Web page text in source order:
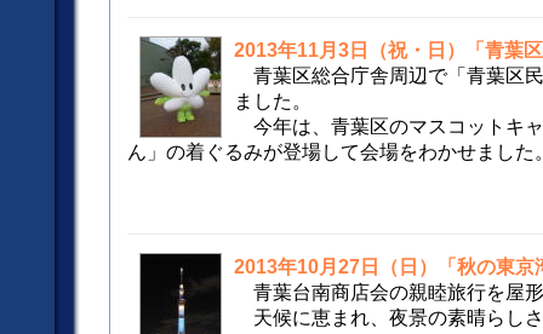
2013年11月3日（祝・日）「青葉
青葉区総合庁舎周辺で「青葉区
ました。
今年は、青葉区のマスコットキ
ん」の着ぐるみが登場して会場をわかせました
2013年10月27日（日）「秋の東
青葉台南商店会の親睦旅行を屋
天候に恵まれ、夜景の素晴らし